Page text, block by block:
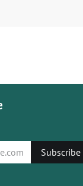
Subscribe